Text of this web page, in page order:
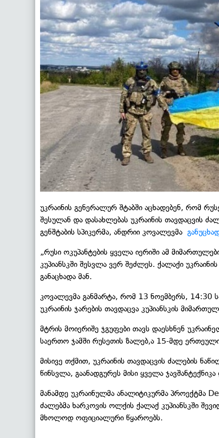
უკრაინის გენერალურ შტაბში აცხადებენ, რომ
შესულან და დასახლებას უკრაინის თავდაცვის
გენშტაბის სპიკერმა, ანდრიი კოვალევმა
„რუსი ოკუპანტების ყველა იერიში ამ
კუპიანსკში შესვლა ვერ შეძლეს. ქალაქი
განაცხადა მან.
კოვალევმა განმარტა, რომ 13 ნოემბერს, 14:30
უკრაინის ჯარების თავდაცვა კუპიანსკის
მტრის მოიერიშე ჯგუფები თავს დაესხნენ
საერთო ჯამში რუსეთის ზალებ,ა 15-მდე ერთეული
მისივე თქმით, უკრაინის თავდაცვის ძალების
წინსვლა, გაანადგურეს მისი ყველა
მანამდე უკრაინულმა ანალიტიკურმა
ძალებმა ხარკოვის ოლქის ქალაქ კუპიანსკში
მხოლოდ ოფიციალური წყაროებს.